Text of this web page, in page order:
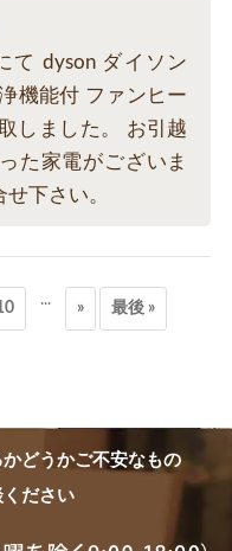
て dyson ダイソン
機能付 ファンヒー
しました。 お引越
た家電がございま
下さい。
... » 最後 »
どうかご不安なもの
ださい